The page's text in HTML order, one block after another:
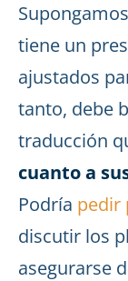
tiene un
ajustados
tanto, debe
traducción
cuanto a
Podría pedir
discutir los
asegurarse